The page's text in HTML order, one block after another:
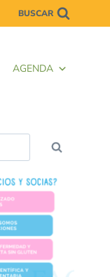
BUSCAR
AGENDA